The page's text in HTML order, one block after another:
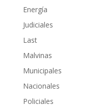
Energía
Judiciales
Last
Malvinas
Municipales
Nacionales
Policiales